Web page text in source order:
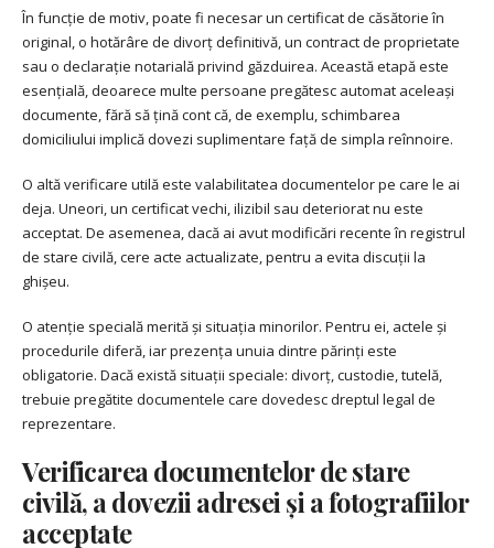
În funcție de motiv, poate fi necesar un certificat de căsătorie în
original, o hotărâre de divorț definitivă, un contract de proprietate
sau o declarație notarială privind găzduirea. Această etapă este
esențială, deoarece multe persoane pregătesc automat aceleași
documente, fără să țină cont că, de exemplu, schimbarea
domiciliului implică dovezi suplimentare față de simpla reînnoire.
O altă verificare utilă este valabilitatea documentelor pe care le ai
deja. Uneori, un certificat vechi, ilizibil sau deteriorat nu este
acceptat. De asemenea, dacă ai avut modificări recente în registrul
de stare civilă, cere acte actualizate, pentru a evita discuții la
ghișeu.
O atenție specială merită și situația minorilor. Pentru ei, actele și
procedurile diferă, iar prezența unuia dintre părinți este
obligatorie. Dacă există situații speciale: divorț, custodie, tutelă,
trebuie pregătite documentele care dovedesc dreptul legal de
reprezentare.
Verificarea documentelor de stare
civilă, a dovezii adresei și a fotografiilor
acceptate